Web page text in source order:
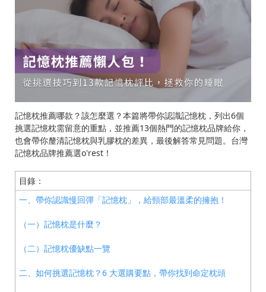
記憶枕推薦哪款？該怎麼選？本篇將帶你認識記憶枕，列出6個
挑選記憶枕需留意的重點，並推薦13個熱門的記憶枕品牌給你，
也會帶你釐清記憶枕與乳膠枕的差異，最後解答常見問題。台灣
記憶枕品牌推薦選o'rest！
目錄：
一、帶你認識慢回彈「記憶枕」，給頸部最溫柔的擁抱！
（一）記憶枕是什麼？
（二）記憶枕優缺點一覽
二、如何挑選記憶枕？6 大選購要點，帶你找到命定枕頭